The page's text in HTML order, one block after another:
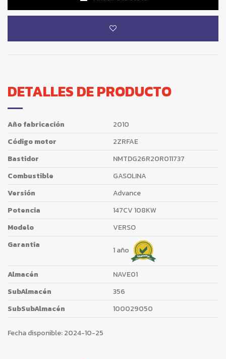
DETALLES DE PRODUCTO
Año fabricación
2010
Código motor
2ZRFAE
Bastidor
NMTDG26R20R011737
Combustible
GASOLINA
Versión
Advance
Potencia
147CV 108KW
Modelo
VERSO
Garantia
1 año
Almacén
NAVE01
SubAlmacén
356
SubSubAlmacén
100029050
Fecha disponible:2024-10-25